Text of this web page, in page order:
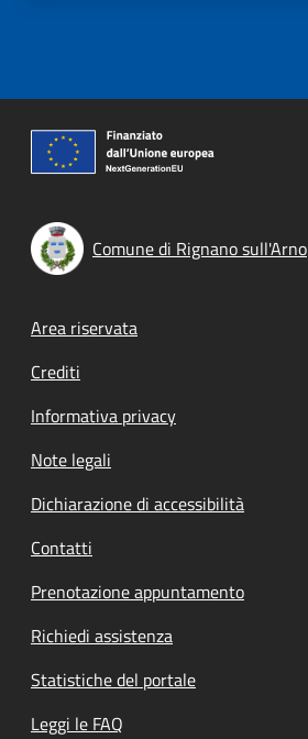
Comune di Rignano sull'Arno
Footer menu
Area riservata
Crediti
Informativa privacy
Note legali
Dichiarazione di accessibilità
Contatti
Prenotazione appuntamento
Richiedi assistenza
Statistiche del portale
Leggi le FAQ